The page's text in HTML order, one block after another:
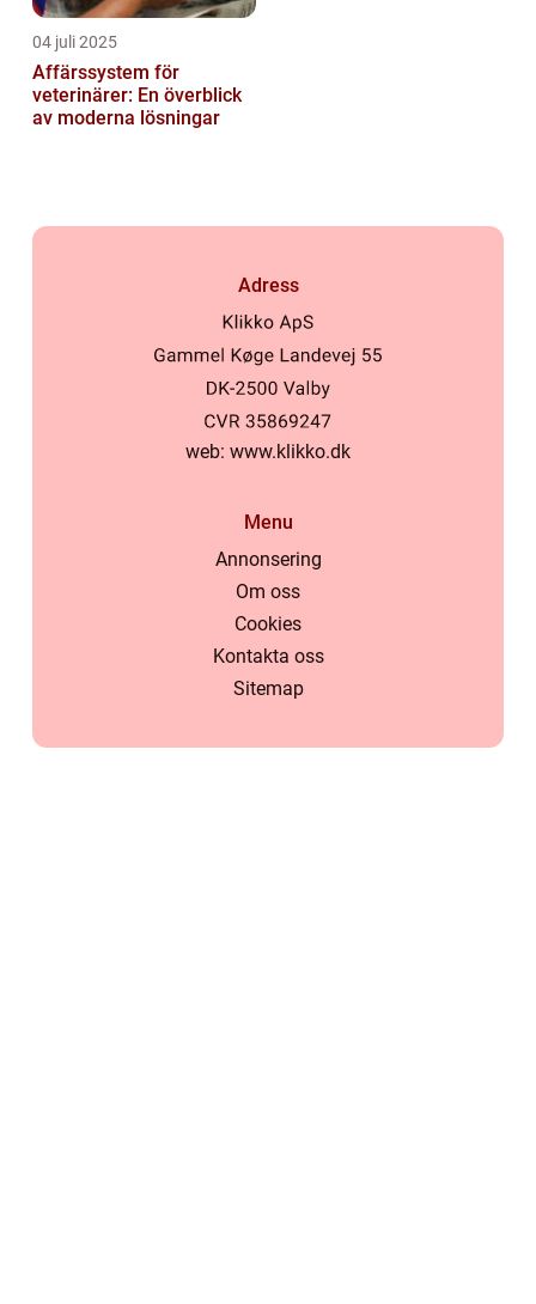
04 juli 2025
Affärssystem för
veterinärer: En överblick
av moderna lösningar
Adress
web: www.klikko.dk
Menu
Annonsering
Om oss
Cookies
Kontakta oss
Sitemap